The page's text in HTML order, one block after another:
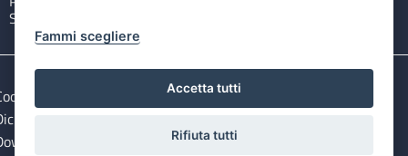
Sistema Puglia
e privacy
Note legali
di accessibilità
Open Data files
Fammi scegliere
Accetta tutti
Rifiuta tutti